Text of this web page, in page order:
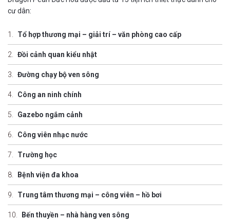
cư dân:
Tổ hợp thương mại – giải trí – văn phòng cao cấp
Đồi cảnh quan kiểu nhật
Đường chạy bộ ven sông
Công an ninh chính
Gazebo ngắm cảnh
Công viên nhạc nước
Trường học
Bệnh viện đa khoa
Trung tâm thương mại – công viên – hồ bơi
Bến thuyền – nhà hàng ven sông